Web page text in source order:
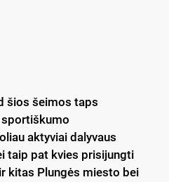
šios šeimos taps
aktyviai dalyvaus
taip pat kvies prisijungti
kitas Plungės miesto bei